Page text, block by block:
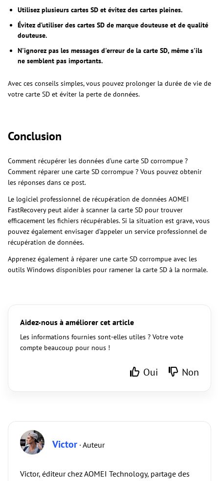
Utilisez plusieurs cartes SD et évitez des cartes pleines.
Évitez d’utiliser des cartes SD de marque douteuse et de qualité
douteuse.
N'ignorez pas les messages d'erreur de la carte SD, même s'ils
ne semblent pas importants.
Avec ces conseils simples, vous pouvez prolonger la durée de vie de
votre carte SD et éviter la perte de données.
Conclusion
Comment récupérer les données d’une carte SD corrompue ?
Comment réparer une carte SD corrompue ? Vous pouvez obtenir
les réponses dans ce post.
Le logiciel professionnel de récupération de données AOMEI
FastRecovery peut aider à scanner la carte SD pour trouver
efficacement les fichiers récupérables. Si la situation est grave, vous
pouvez également envisager d’appeler un service professionnel de
récupération de données.
Apprenez également à réparer une carte SD corrompue avec les
outils Windows disponibles pour ramener la carte SD à la normale.
Aidez-nous à améliorer cet article
Les informations fournies sont-elles utiles ? Votre vote
compte beaucoup pour nous !
Oui Non
Victor · Auteur
Victor, éditeur chez AOMEI Technology, partage des